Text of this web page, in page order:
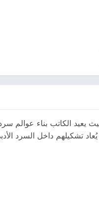
يعيد الكاتب بناء عوالم
تشكيلهم داخل السرد